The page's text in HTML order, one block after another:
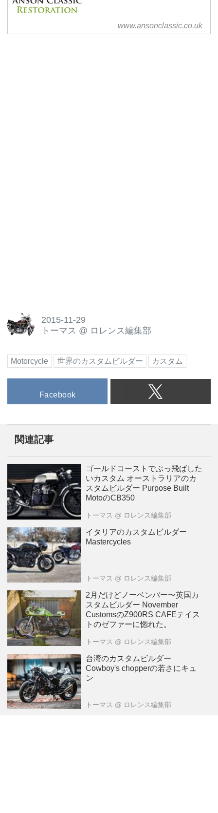
www.ansonclassic.co.uk
2015-11-29
トーマス @ ロレンス編集部
Motorcycle 世界のカスタムビルダー カスタム
Facebook
関連記事
ゴールドコーストでぶっ飛ばした
いカスタム オーストラリアのカ
スタムビルダー Purpose Built
MotoのCB350
トーマス @ ロレンス編集部
イタリアのカスタムビルダー
Mastercycles
トーマス @ ロレンス編集部
2月だけどノーベンバー〜英国カ
スタムビルダー November
CustomsのZ900RS CAFEテイス
トのゼファーに惚れた。
トーマス @ ロレンス編集部
台湾のカスタムビルダー
Cowboy's chopperの若さにキュ
ン
トーマス @ ロレンス編集部